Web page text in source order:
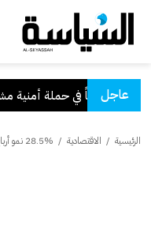
عاجل
الرئيسية / الاقتصادية / 28.5% نمو أرباح 8 بنوك إلى 1.4 مليار دينار في 2023